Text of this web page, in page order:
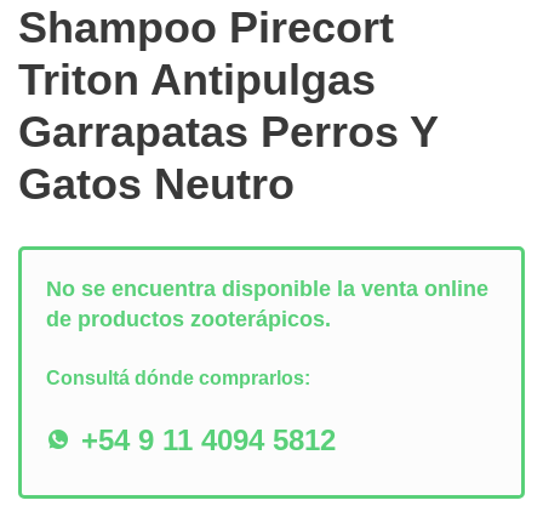
Shampoo Pirecort
Triton Antipulgas
Garrapatas Perros Y
Gatos Neutro
No se encuentra disponible la venta online
de productos zooterápicos.
Consultá dónde comprarlos:
+54 9 11 4094 5812